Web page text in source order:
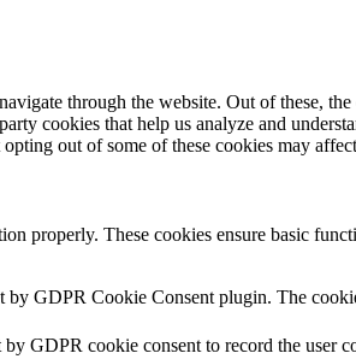
through the website. Out of these,
cookies that help us analyze and
out of some of these cookies may
properly. These cookies ensure basic
by GDPR Cookie Consent plugin. The
by GDPR cookie consent to record the user